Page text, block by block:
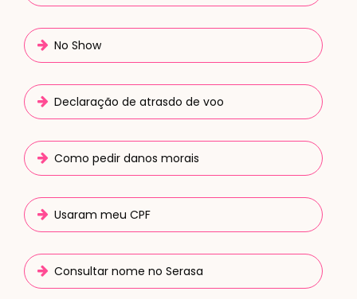
No Show
Declaração de atrasdo de voo
Como pedir danos morais
Usaram meu CPF
Consultar nome no Serasa